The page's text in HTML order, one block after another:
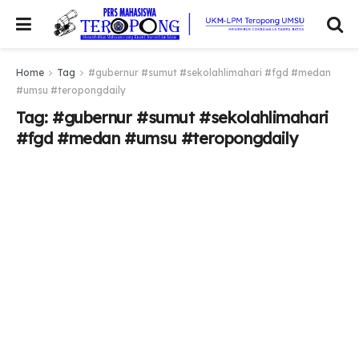
Home Tag
#gubernur #sumut #sekolahlimahari #fgd #medan
#umsu #teropongdaily
Tag: #gubernur #sumut #sekolahlimahari
#fgd #medan #umsu #teropongdaily